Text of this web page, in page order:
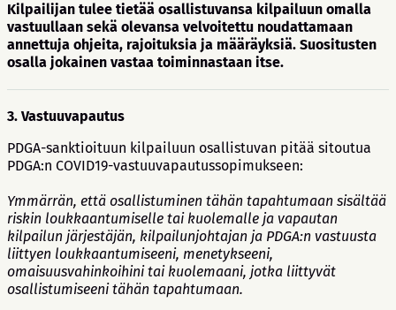
Kilpailijan tulee tietää osallistuvansa kilpailuun omalla
vastuullaan sekä olevansa velvoitettu noudattamaan
annettuja ohjeita, rajoituksia ja määräyksiä. Suositusten
osalla jokainen vastaa toiminnastaan itse.
3. Vastuuvapautus
PDGA-sanktioituun kilpailuun osallistuvan pitää sitoutua
PDGA:n COVID19-vastuuvapautussopimukseen:
Ymmärrän, että osallistuminen tähän tapahtumaan sisältää
riskin loukkaantumiselle tai kuolemalle ja vapautan
kilpailun järjestäjän, kilpailunjohtajan ja PDGA:n vastuusta
liittyen loukkaantumiseeni, menetykseeni,
omaisuusvahinkoihini tai kuolemaani, jotka liittyvät
osallistumiseeni tähän tapahtumaan.